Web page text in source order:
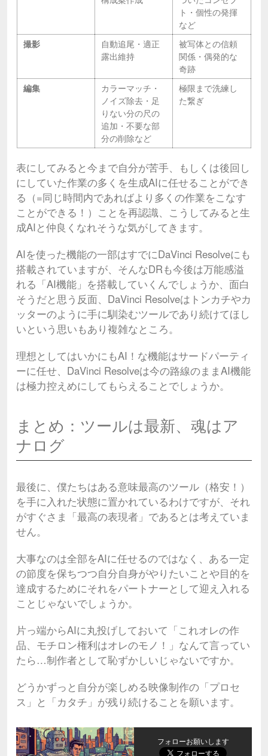
ト・個性の発揮
など
撮影
自動追尾・適正
露出維持
被写体との信頼
関係・偶発的な
奇跡
編集
カラーマッチ・
ノイズ除去・足
りない分の尺の
追加・不要な部
分の削除など
極限まで洗練し
た繋ぎ
表にしてみると今まで自分が苦手、もしくは後回し
にしていた作業の多くを生成AIに任せることができ
る（=同じ時間内であればより多くの作業をこなす
ことができる！）ことを再認識、こうしてみると生
成AIと仲良くなれそうな気がしてきます。
AIを使った機能の一部はすでにDaVinci Resolveにも
搭載されていますが、そんなDRも今後は万能感溢
れる「AI機能」を搭載していくんでしょうか、面白
そうだと思う反面、DaVinci Resolveはトンカチやカ
ッターのように手に馴染むツールであり続けてほし
いという思いもあり複雑なところ。
理想としてはいかにもAI！な機能はサードパーティ
ーに任せ、DaVinci Resolveは今の路線のままAI機能
は極力控えめにしてもらえることでしょうか。
まとめ：ツールは最新、魂はア
ナログ
最後に、僕たちはある意味最高のツール（格安！）
を手に入れた状態に置かれているわけですが、それ
がすぐさま「最高の表現者」であるとは考えていま
せん。
大事なのは全部をAIに任せるのではなく、ある一定
の節度を保ちつつ自分自身がやりたいことや目的を
達成するためにそれをパートナーとして迎え入れる
ことじゃないでしょうか。
片っ端からAIに丸投げしておいて「これオレの作
品、モチロン権利はオレのモノ！」なんて言ってい
たら…制作者として恥ずかしいじゃないですか。
どうかずっと自分が楽しめる映像制作の「プロセ
ス」と「カタチ」が残り続けることを願います。
フォローお願いします